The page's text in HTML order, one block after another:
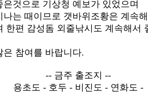
것으로 기상청 예보가 있었으며
나는 때이므로 갯바위조황은 계속
한편 감성돔 외줄낚시도 계속해서
참여를 바랍니다.
-- 금주 출조지 --
용초도 - 호두 - 비진도 - 연화도 -